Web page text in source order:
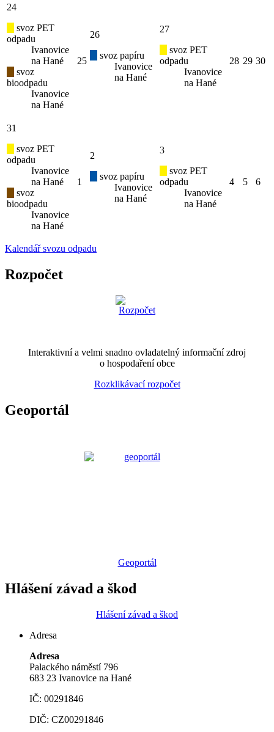
24
svoz PET
odpadu
Ivanovice
na Hané
svoz
bioodpadu
Ivanovice
na Hané
25
26
svoz papíru
Ivanovice
na Hané
27
svoz PET
odpadu
Ivanovice
na Hané
28 29 30
31
svoz PET
odpadu
Ivanovice
na Hané
svoz
bioodpadu
Ivanovice
na Hané
1
2
svoz papíru
Ivanovice
na Hané
3
svoz PET
odpadu
Ivanovice
na Hané
4 5 6
Kalendář svozu odpadu
Rozpočet
Interaktivní a velmi snadno ovladatelný informační zdroj
o hospodaření obce
Rozklikávací rozpočet
Geoportál
Geoportál
Hlášení závad a škod
Hlášení závad a škod
Adresa
Adresa
Palackého náměstí 796
683 23 Ivanovice na Hané
IČ: 00291846
DIČ: CZ00291846